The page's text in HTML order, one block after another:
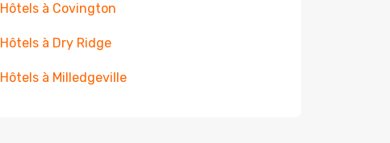
Hôtels à Covington
Hôtels à Dry Ridge
Hôtels à Milledgeville